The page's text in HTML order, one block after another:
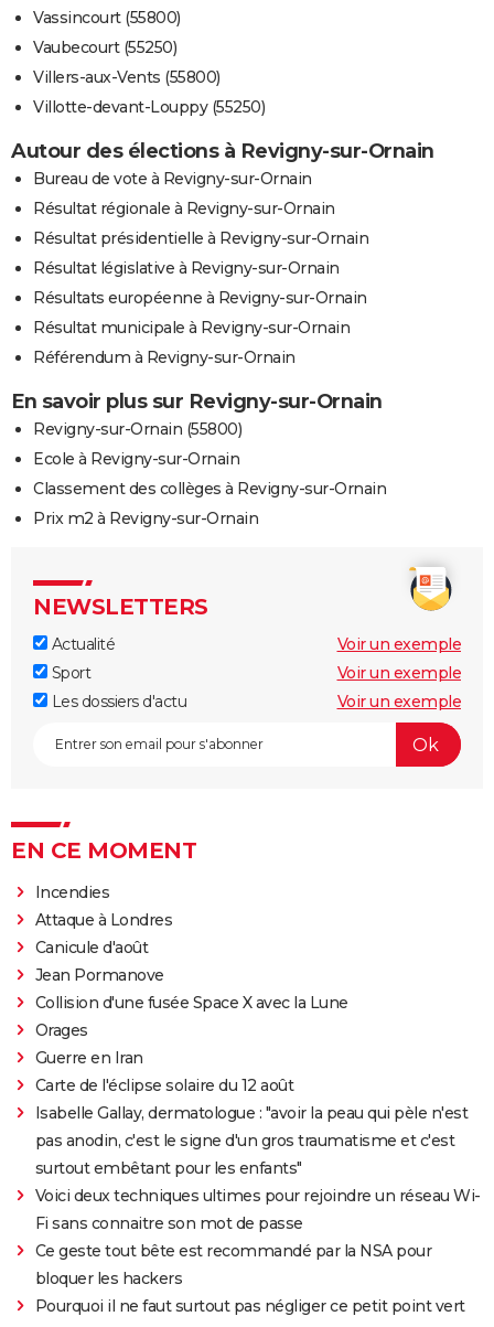
Vassincourt (55800)
Vaubecourt (55250)
Villers-aux-Vents (55800)
Villotte-devant-Louppy (55250)
Autour des élections à Revigny-sur-Ornain
Bureau de vote à Revigny-sur-Ornain
Résultat régionale à Revigny-sur-Ornain
Résultat présidentielle à Revigny-sur-Ornain
Résultat législative à Revigny-sur-Ornain
Résultats européenne à Revigny-sur-Ornain
Résultat municipale à Revigny-sur-Ornain
Référendum à Revigny-sur-Ornain
En savoir plus sur Revigny-sur-Ornain
Revigny-sur-Ornain (55800)
Ecole à Revigny-sur-Ornain
Classement des collèges à Revigny-sur-Ornain
Prix m2 à Revigny-sur-Ornain
NEWSLETTERS
Actualité
Voir un exemple
Sport
Voir un exemple
Les dossiers d'actu
Voir un exemple
EN CE MOMENT
Incendies
Attaque à Londres
Canicule d'août
Jean Pormanove
Collision d'une fusée Space X avec la Lune
Orages
Guerre en Iran
Carte de l'éclipse solaire du 12 août
Isabelle Gallay, dermatologue : "avoir la peau qui pèle n'est
pas anodin, c'est le signe d'un gros traumatisme et c'est
surtout embêtant pour les enfants"
Voici deux techniques ultimes pour rejoindre un réseau Wi-
Fi sans connaitre son mot de passe
Ce geste tout bête est recommandé par la NSA pour
bloquer les hackers
Pourquoi il ne faut surtout pas négliger ce petit point vert